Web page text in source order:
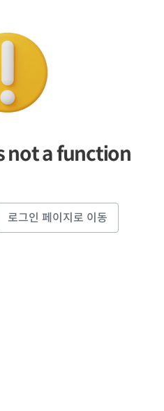
not a function
로그인 페이지로 이동